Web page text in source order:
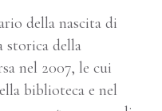
della nascita di
storica della
nel 2007, le cui
biblioteca e nel